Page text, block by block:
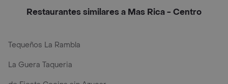
Restaurantes similares a Mas Rica - Centro
Tequeños La Rambla
La Guera Taqueria